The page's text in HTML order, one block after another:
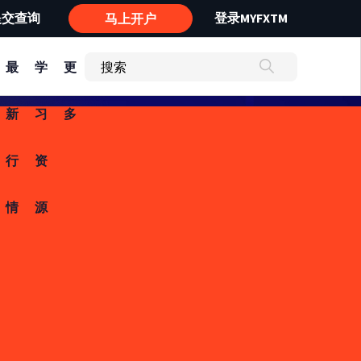
查询 马上开户 登录MYFXTM
最
新
行
情
学
习
资
源
更
多